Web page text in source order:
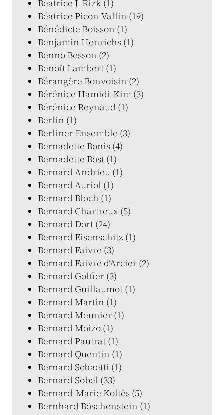
Béatrice J. Rizk (1)
Béatrice Picon-Vallin (19)
Bénédicte Boisson (1)
Benjamin Henrichs (1)
Benno Besson (2)
Benoît Lambert (1)
Bérangère Bonvoisin (2)
Bérénice Hamidi-Kim (3)
Bérénice Reynaud (1)
Berlin (1)
Berliner Ensemble (3)
Bernadette Bonis (4)
Bernadette Bost (1)
Bernard Andrieu (1)
Bernard Auriol (1)
Bernard Bloch (1)
Bernard Chartreux (5)
Bernard Dort (24)
Bernard Eisenschitz (1)
Bernard Faivre (3)
Bernard Faivre d’Arcier (2)
Bernard Golfier (3)
Bernard Guillaumot (1)
Bernard Martin (1)
Bernard Meunier (1)
Bernard Moizo (1)
Bernard Pautrat (1)
Bernard Quentin (1)
Bernard Schaetti (1)
Bernard Sobel (33)
Bernard-Marie Koltès (5)
Bernhard Böschenstein (1)